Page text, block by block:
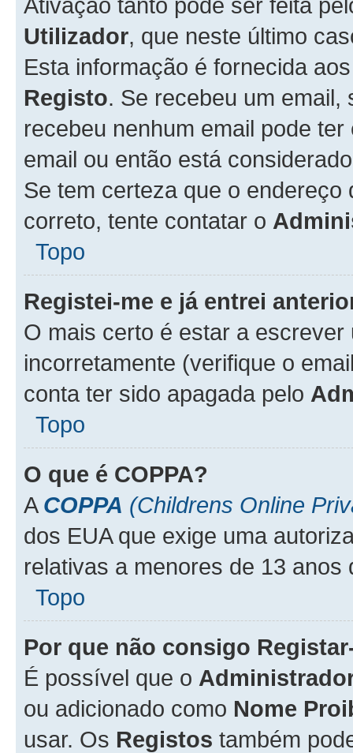
Utilizador, que neste último
Esta informação é fornecida
Registo. Se recebeu um
recebeu nenhum email pode
email ou então está
Se tem certeza que o
correto, tente contatar o
Topo
Registei-me e já entrei
O mais certo é estar a
incorretamente (verifique o
conta ter sido apagada pelo
Topo
O que é COPPA?
A COPPA (Childrens Online
dos EUA que exige uma
relativas a menores de 13 anos
Topo
Por que não consigo
É possível que o
ou adicionado como Nome
usar. Os Registos também